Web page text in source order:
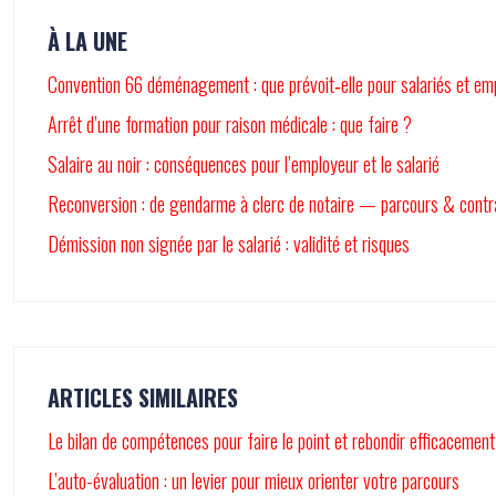
À LA UNE
Convention 66 déménagement : que prévoit‑elle pour salariés et
Arrêt d’une formation pour raison médicale : que faire ?
Salaire au noir : conséquences pour l’employeur et le salarié
Reconversion : de gendarme à clerc de notaire — parcours &
Démission non signée par le salarié : validité et risques
ARTICLES SIMILAIRES
Le bilan de compétences pour faire le point et rebondir efficacement
L’auto-évaluation : un levier pour mieux orienter votre parcours